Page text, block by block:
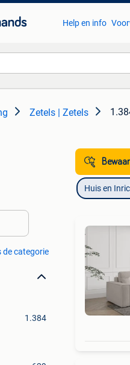
Help en info
Zetels | Zetels
de categorie
1.384
Huis en